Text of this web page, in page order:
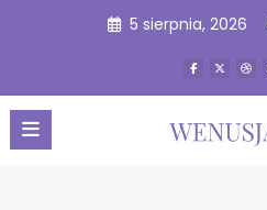
5 sierpnia, 2026